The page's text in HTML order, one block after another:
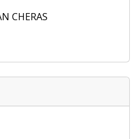
CHERAS